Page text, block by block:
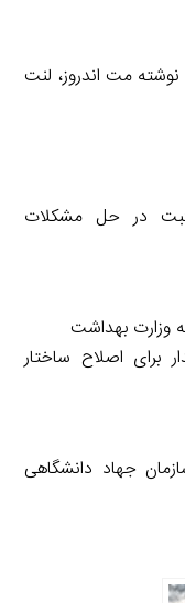
نوشته مت اندروز، لنت
در حل مشکلات
وزارت بهداشت
اصلاح ساختار
خیابان ۱۶ آذر، پلاک ۲۰، سازمان جهاد دانشگاهی